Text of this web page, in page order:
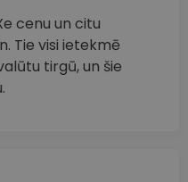
cenu un citu
Tie visi ietekmē
tirgū, un šie